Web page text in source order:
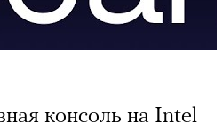
консоль на Intel